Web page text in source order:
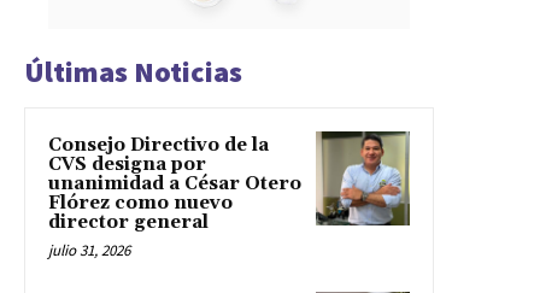
Últimas Noticias
Consejo Directivo de la
CVS designa por
unanimidad a César Otero
Flórez como nuevo
director general
julio 31, 2026